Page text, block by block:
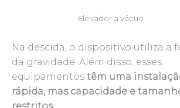
Elevador a vácuo
Na descida, o dispositivo utiliza a
da gravidade. Além disso, esses
equipamentos têm uma
rápida, mas capacidade e
restritos.